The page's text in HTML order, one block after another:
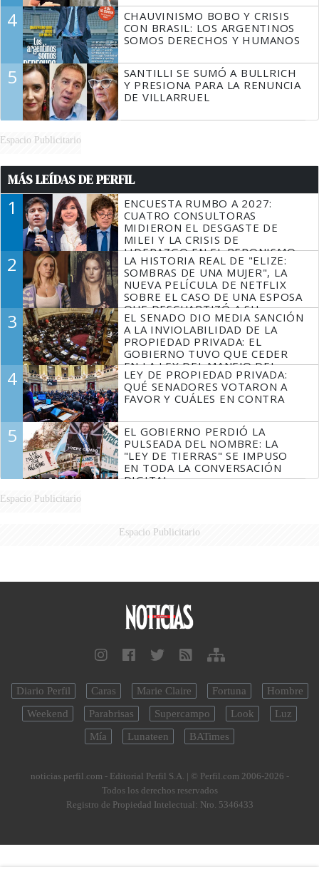
4
CHAUVINISMO BOBO Y CRISIS
CON BRASIL: LOS ARGENTINOS
SOMOS DERECHOS Y HUMANOS
5
SANTILLI SE SUMÓ A BULLRICH
Y PRESIONA PARA LA RENUNCIA
DE VILLARRUEL
Espacio Publicitario
MÁS LEÍDAS DE PERFIL
1
ENCUESTA RUMBO A 2027:
CUATRO CONSULTORAS
MIDIERON EL DESGASTE DE
MILEI Y LA CRISIS DE
LIDERAZGO EN EL PERONISMO
2
LA HISTORIA REAL DE "ELIZE:
SOMBRAS DE UNA MUJER", LA
NUEVA PELÍCULA DE NETFLIX
SOBRE EL CASO DE UNA ESPOSA
QUE DESCUARTIZÓ A SU
MARIDO
3
EL SENADO DIO MEDIA SANCIÓN
A LA INVIOLABILIDAD DE LA
PROPIEDAD PRIVADA: EL
GOBIERNO TUVO QUE CEDER
EN LA LEY DEL MANEJO DEL
FUEGO
4
LEY DE PROPIEDAD PRIVADA:
QUÉ SENADORES VOTARON A
FAVOR Y CUÁLES EN CONTRA
5
EL GOBIERNO PERDIÓ LA
PULSEADA DEL NOMBRE: LA
"LEY DE TIERRAS" SE IMPUSO
EN TODA LA CONVERSACIÓN
DIGITAL
Espacio Publicitario
Espacio Publicitario
Diario Perfil Caras Marie Claire Fortuna
Hombre
Weekend
Parabrisas Supercampo Look
Luz
Mía
Lunateen BATimes
noticias.perfil.com - Editorial Perfil S.A. | © Perfil.com 2006-2026 -
Todos los derechos reservados
Registro de Propiedad Intelectual: Nro. 5346433